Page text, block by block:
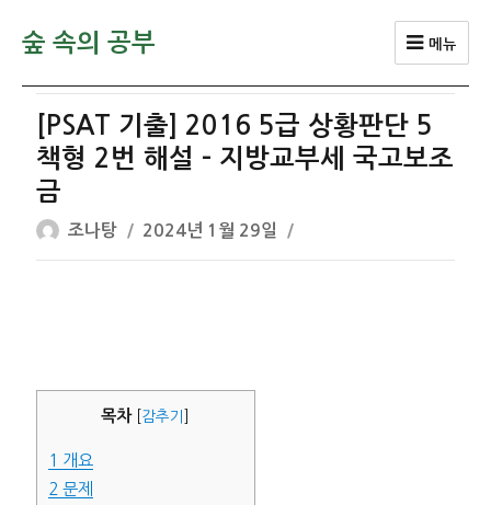
숲 속의 공부 메뉴
[PSAT 기출] 2016 5급 상황판단 5
책형 2번 해설 – 지방교부세 국고보조
금
글
쓴
조나탕
작
성
2024년 1월 29일
목차 감추기
1 개요
2 문제